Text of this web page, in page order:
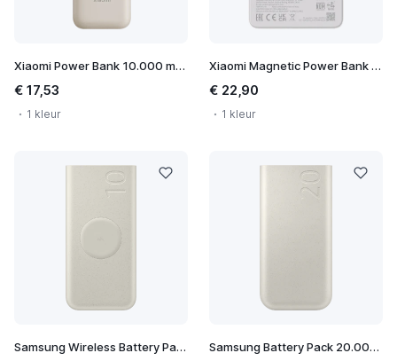
Xiaomi Power Bank 10.000 mAh
€ 17,53
1 kleur
Xiaomi Magnetic Power Bank 5.000 mAh
€ 22,90
1 kleur
Samsung Wireless Battery Pack 10.000 mAh Samsung Battery Pack 20.000 mAh